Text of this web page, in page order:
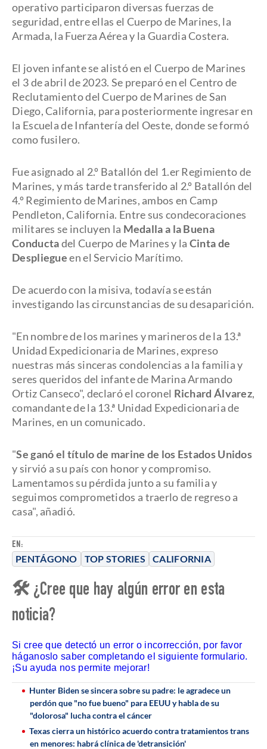
EN:
PENTÁGONO TOP STORIES CALIFORNIA
operativo participaron diversas fuerzas de
seguridad, entre ellas el Cuerpo de Marines, la
Armada, la Fuerza Aérea y la Guardia Costera.
El joven infante se alistó en el Cuerpo de Marines
el 3 de abril de 2023. Se preparó en el Centro de
Reclutamiento del Cuerpo de Marines de San
Diego, California, para posteriormente ingresar en
la Escuela de Infantería del Oeste, donde se formó
como fusilero.
Fue asignado al 2.º Batallón del 1.er Regimiento de
Marines, y más tarde transferido al 2.º Batallón del
4.º Regimiento de Marines, ambos en Camp
Pendleton, California. Entre sus condecoraciones
militares se incluyen la Medalla a la Buena
Conductadel Cuerpo de Marines y la Cinta de
Despliegueen el Servicio Marítimo.
De acuerdo con la misiva, todavía se están
investigando las circunstancias de su desaparición.
"En nombre de los marines y marineros de la 13.ª
Unidad Expedicionaria de Marines, expreso
nuestras más sinceras condolencias a la familia y
seres queridos del infante de Marina Armando
Ortiz Canseco", declaró el coronel Richard Álvarez,
comandante de la 13.ª Unidad Expedicionaria de
Marines, en un comunicado.
"Se ganó el título de marine de los Estados Unidos
y sirvió a su país con honor y compromiso.
Lamentamos su pérdida junto a su familia y
seguimos comprometidos a traerlo de regreso a
casa", añadió.
🛠 ¿Cree que hay algún error en esta
noticia?
Si cree que detectó un error o incorrección, por favor
háganoslo saber completando el siguiente formulario.
¡Su ayuda nos permite mejorar!
Hunter Biden se sincera sobre su padre: le agradece un
perdón que "no fue bueno" para EEUU y habla de su
"dolorosa" lucha contra el cáncer
Texas cierra un histórico acuerdo contra tratamientos trans
en menores: habrá clínica de 'detransición'